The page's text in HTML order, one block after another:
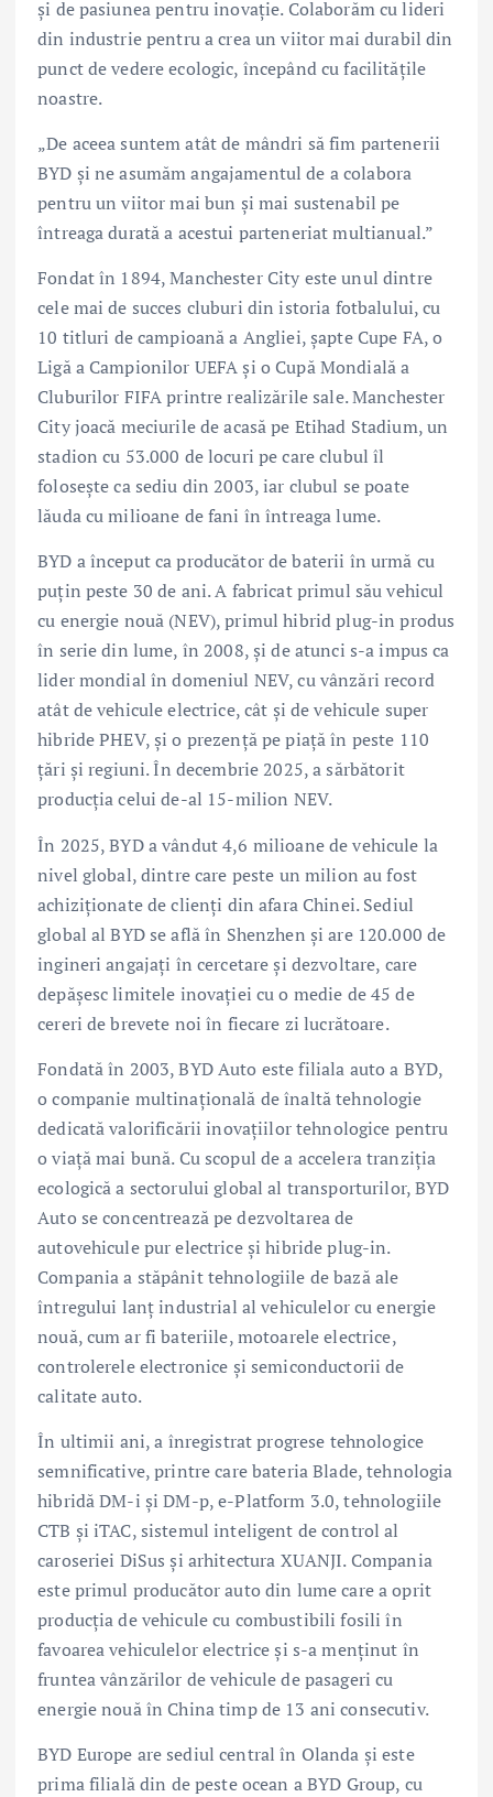
și de pasiunea pentru inovație. Colaborăm cu lideri
din industrie pentru a crea un viitor mai durabil din
punct de vedere ecologic, începând cu facilitățile
noastre.
„De aceea suntem atât de mândri să fim partenerii
BYD și ne asumăm angajamentul de a colabora
pentru un viitor mai bun și mai sustenabil pe
întreaga durată a acestui parteneriat multianual.”
Fondat în 1894, Manchester City este unul dintre
cele mai de succes cluburi din istoria fotbalului, cu
10 titluri de campioană a Angliei, șapte Cupe FA, o
Ligă a Campionilor UEFA și o Cupă Mondială a
Cluburilor FIFA printre realizările sale. Manchester
City joacă meciurile de acasă pe Etihad Stadium, un
stadion cu 53.000 de locuri pe care clubul îl
folosește ca sediu din 2003, iar clubul se poate
lăuda cu milioane de fani în întreaga lume.
BYD a început ca producător de baterii în urmă cu
puțin peste 30 de ani. A fabricat primul său vehicul
cu energie nouă (NEV), primul hibrid plug-in produs
în serie din lume, în 2008, și de atunci s-a impus ca
lider mondial în domeniul NEV, cu vânzări record
atât de vehicule electrice, cât și de vehicule super
hibride PHEV, și o prezență pe piață în peste 110
țări și regiuni. În decembrie 2025, a sărbătorit
producția celui de-al 15-milion NEV.
În 2025, BYD a vândut 4,6 milioane de vehicule la
nivel global, dintre care peste un milion au fost
achiziționate de clienți din afara Chinei. Sediul
global al BYD se află în Shenzhen și are 120.000 de
ingineri angajați în cercetare și dezvoltare, care
depășesc limitele inovației cu o medie de 45 de
cereri de brevete noi în fiecare zi lucrătoare.
Fondată în 2003, BYD Auto este filiala auto a BYD,
o companie multinațională de înaltă tehnologie
dedicată valorificării inovațiilor tehnologice pentru
o viață mai bună. Cu scopul de a accelera tranziția
ecologică a sectorului global al transporturilor, BYD
Auto se concentrează pe dezvoltarea de
autovehicule pur electrice și hibride plug-in.
Compania a stăpânit tehnologiile de bază ale
întregului lanț industrial al vehiculelor cu energie
nouă, cum ar fi bateriile, motoarele electrice,
controlerele electronice și semiconductorii de
calitate auto.
În ultimii ani, a înregistrat progrese tehnologice
semnificative, printre care bateria Blade, tehnologia
hibridă DM-i și DM-p, e-Platform 3.0, tehnologiile
CTB și iTAC, sistemul inteligent de control al
caroseriei DiSus și arhitectura XUANJI. Compania
este primul producător auto din lume care a oprit
producția de vehicule cu combustibili fosili în
favoarea vehiculelor electrice și s-a menținut în
fruntea vânzărilor de vehicule de pasageri cu
energie nouă în China timp de 13 ani consecutiv.
BYD Europe are sediul central în Olanda și este
prima filială din de peste ocean a BYD Group, cu